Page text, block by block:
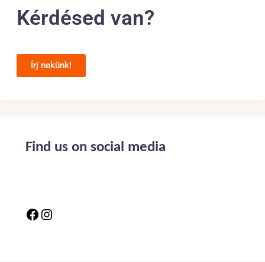
Kérdésed van?
Írj nekünk!
Find us on social media